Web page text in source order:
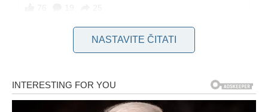
Ova iskustva su je potaknula na istraživanje drugih metoda za
koristi za tijelo i um. Na društvenim mrežama, često govori o
važnosti prirodnih metoda za održavanje energije i fokusa, pri
NASTAVITE ČITATI